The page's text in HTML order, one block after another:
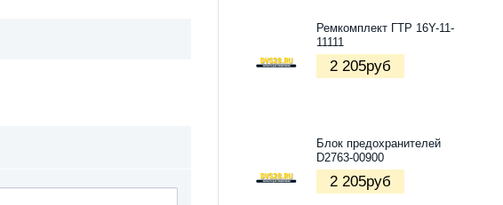
Ремкомплект ГТР 16Y-11-
11111
2 205руб
Блок предохранителей
D2763-00900
2 205руб